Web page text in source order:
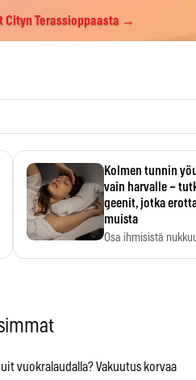
Cityn Terassioppaasta →
Kolmen tunnin
vain harvalle –
geenit, jotka
muista
Osa ihmisistä
vuokralaudalla? Vakuutus korvaa